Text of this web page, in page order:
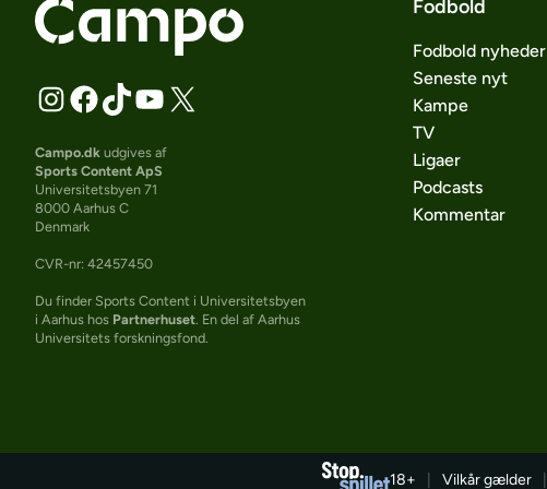
Campo.dk udgives af
Sports Content ApS
Universitetsbyen 71
8000 Aarhus C
Denmark
CVR-nr: 42457450
Du finder Sports Content i Universitetsbyen
i Aarhus hos Partnerhuset . En del af Aarhus
Universitets forskningsfond.
Fodbold
Fodbold nyheder
Seneste nyt
Kampe
TV
Ligaer
Podcasts
Kommentar
18+ Vilkår gælder